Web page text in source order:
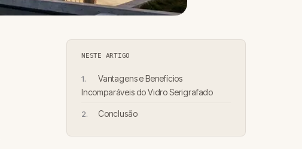
NESTE ARTIGO
Vantagens e Benefícios
Incomparáveis do Vidro Serigrafado
Conclusão